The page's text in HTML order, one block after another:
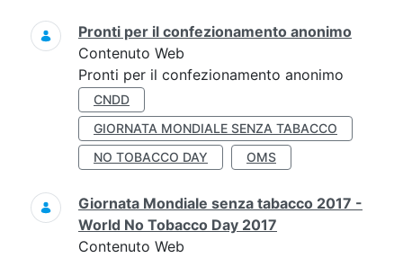
Pronti per il confezionamento anonimo
Contenuto Web
Pronti per il confezionamento anonimo
CNDD
GIORNATA MONDIALE SENZA TABACCO
NO TOBACCO DAY
OMS
Giornata Mondiale senza tabacco 2017 -
World No Tobacco Day 2017
Contenuto Web